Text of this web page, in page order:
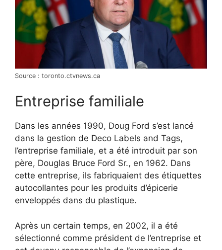
Source : toronto.ctvnews.ca
Entreprise familiale
Dans les années 1990, Doug Ford s’est lancé
dans la gestion de Deco Labels and Tags,
l’entreprise familiale, et a été introduit par son
père, Douglas Bruce Ford Sr., en 1962. Dans
cette entreprise, ils fabriquaient des étiquettes
autocollantes pour les produits d’épicerie
enveloppés dans du plastique.
Après un certain temps, en 2002, il a été
sélectionné comme président de l’entreprise et